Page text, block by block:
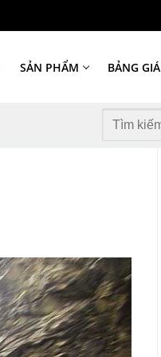
SẢN PHẨM BẢNG GIÁ
Tìm